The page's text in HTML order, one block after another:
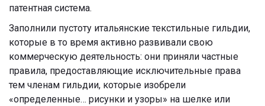
патентная система.
Заполнили пустоту итальянские текстильные гильдии,
которые в то время активно развивали свою
коммерческую деятельность: они приняли частные
правила, предоставляющие исключительные права
тем членам гильдии, которые изобрели
«определенные… рисунки и узоры» на шелке или